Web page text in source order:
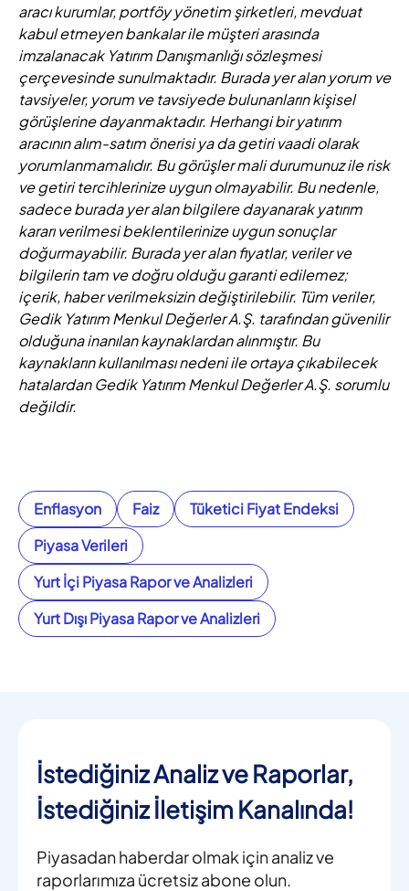
aracı kurumlar, portföy yönetim şirketleri, mevduat
kabul etmeyen bankalar ile müşteri arasında
imzalanacak Yatırım Danışmanlığı sözleşmesi
çerçevesinde sunulmaktadır. Burada yer alan yorum ve
tavsiyeler, yorum ve tavsiyede bulunanların kişisel
görüşlerine dayanmaktadır. Herhangi bir yatırım
aracının alım-satım önerisi ya da getiri vaadi olarak
yorumlanmamalıdır. Bu görüşler mali durumunuz ile risk
ve getiri tercihlerinize uygun olmayabilir. Bu nedenle,
sadece burada yer alan bilgilere dayanarak yatırım
kararı verilmesi beklentilerinize uygun sonuçlar
doğurmayabilir. Burada yer alan fiyatlar, veriler ve
bilgilerin tam ve doğru olduğu garanti edilemez;
içerik, haber verilmeksizin değiştirilebilir. Tüm veriler,
Gedik Yatırım Menkul Değerler A.Ş. tarafından güvenilir
olduğuna inanılan kaynaklardan alınmıştır. Bu
kaynakların kullanılması nedeni ile ortaya çıkabilecek
hatalardan Gedik Yatırım Menkul Değerler A.Ş. sorumlu
değildir.
Enflasyon Faiz
Tüketici Fiyat Endeksi
Piyasa Verileri
Yurt İçi Piyasa Rapor ve Analizleri
Yurt Dışı Piyasa Rapor ve Analizleri
İstediğiniz Analiz ve Raporlar,
İstediğiniz İletişim Kanalında!
Piyasadan haberdar olmak için analiz ve
raporlarımıza ücretsiz abone olun.